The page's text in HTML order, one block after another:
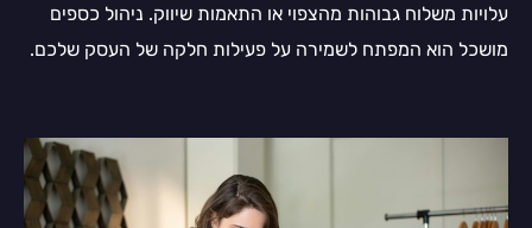
עלויות משלוח גבוהות מהצפוי או התאמות שיווק. ניהול כספים
מושכל הוא המפתח לשמירה על פעילות חלקה של העסק שלכם.